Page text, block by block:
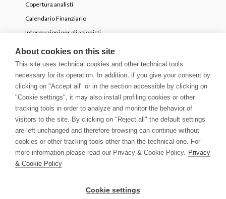
Copertura analisti
Calendario Finanziario
Informazioni per gli azionisti
OPA volontaria parziale
NEWS
Comunicati Stampa
Storie
Innovation Blog
Newsletter
Media & Guidelines
Informativa Privacy e Cookie
Impostazioni cookie
About cookies on this site
This site uses technical cookies and other technical tools
necessary for its operation. In addition, if you give your consent by
clicking on "Accept all" or in the section accessible by clicking on
"Cookie settings", it may also install profiling cookies or other
tracking tools in order to analyze and monitor the behavior of
visitors to the site. By clicking on "Reject all" the default settings
are left unchanged and therefore browsing can continue without
cookies or other tracking tools other than the technical one. For
more information please read our Privacy & Cookie Policy. Privacy
& Cookie Policy
Cookie settings